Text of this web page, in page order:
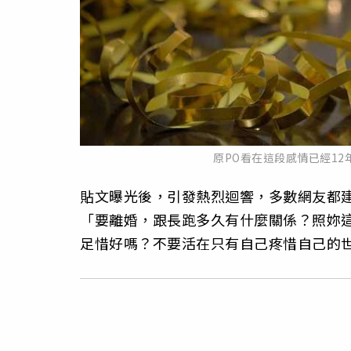
原PO看在這段感情已經
貼文曝光後，引發熱烈迴響，多數網友
「要離婚，跟長跑多久有什麼關係？照
足惜好嗎？不要活在只有自己疼惜自己